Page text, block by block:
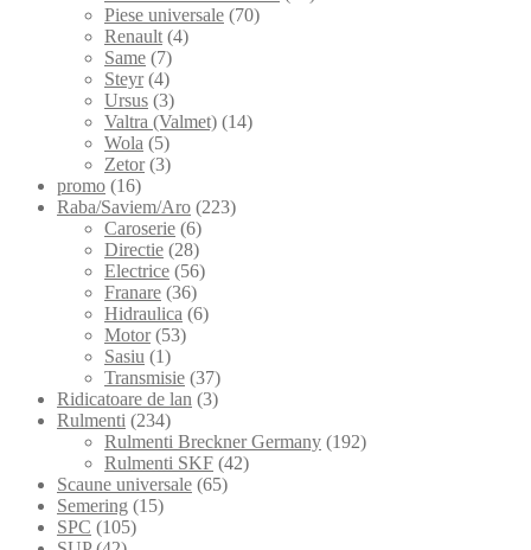
Piese universale (70)
Renault (4)
Same (7)
Steyr (4)
Ursus (3)
Valtra (Valmet) (14)
Wola (5)
Zetor (3)
promo (16)
Raba/Saviem/Aro (223)
Caroserie (6)
Directie (28)
Electrice (56)
Franare (36)
Hidraulica (6)
Motor (53)
Sasiu (1)
Transmisie (37)
Ridicatoare de lan (3)
Rulmenti (234)
Rulmenti Breckner Germany (192)
Rulmenti SKF (42)
Scaune universale (65)
Semering (15)
SPC (105)